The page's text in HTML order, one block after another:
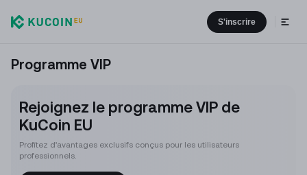
S'inscrire
Programme VIP
Rejoignez le programme VIP de
KuCoin EU
Profitez d’avantages exclusifs conçus pour les utilisateurs
professionnels.